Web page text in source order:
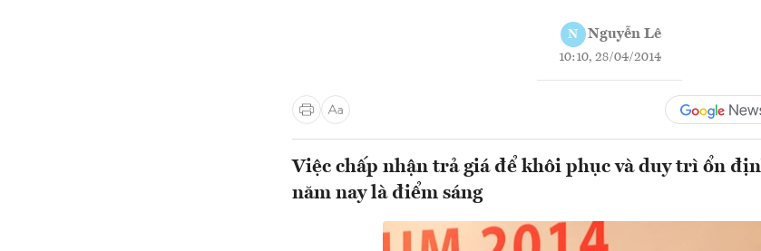
N Nguyễn Lê
10:10, 28/04/2014
Việc chấp nhận trả giá để khôi phục và duy trì ổn
năm nay là điểm sáng